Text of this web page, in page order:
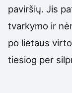
paviršių. Jis
tvarkymo ir
po lietaus
tiesiog per